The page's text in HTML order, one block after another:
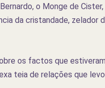
o Monge de
da cristandade, zelador
os factos que
teia de relações que